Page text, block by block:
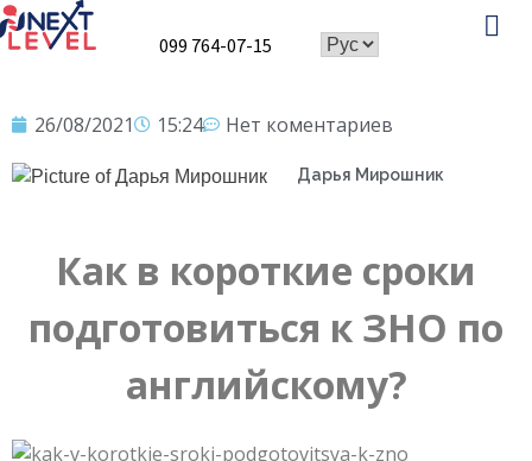
099 764-07-15
26/08/2021 15:24 Нет коментариев
Дарья Мирошник
Как в короткие сроки
подготовиться к ЗНО по
английскому?